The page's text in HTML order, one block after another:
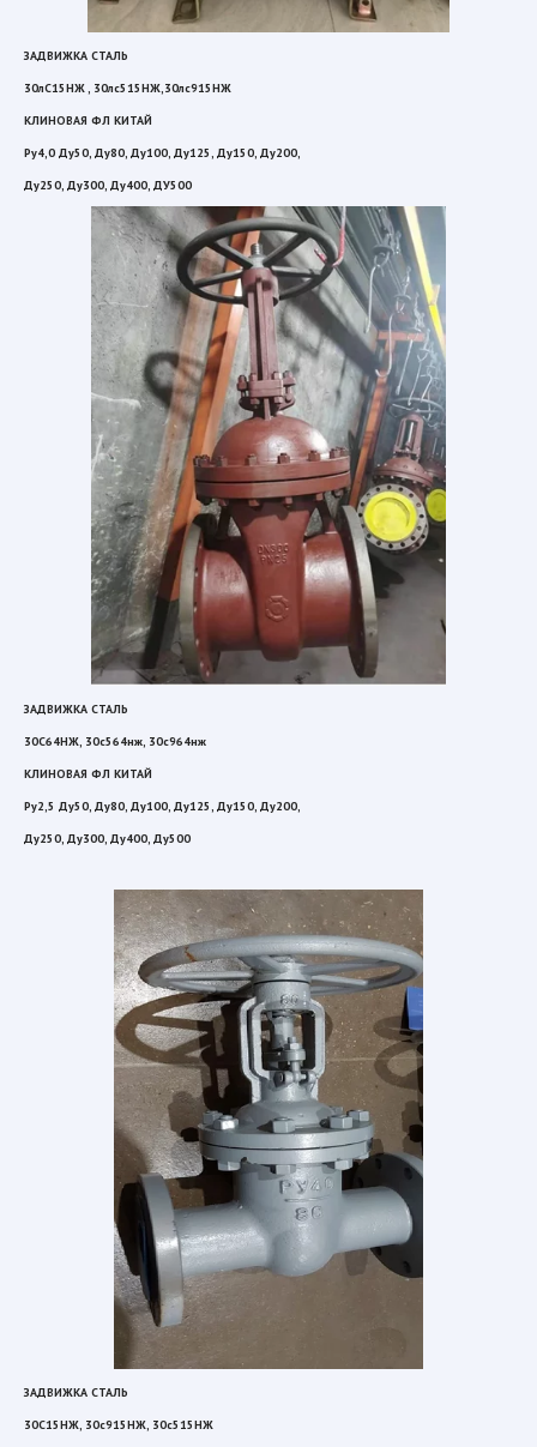
ЗАДВИЖКА СТАЛЬ
30лС15НЖ , 30лс515НЖ,30лс915НЖ
КЛИНОВАЯ ФЛ КИТАЙ
Ру4,0 Ду50, Ду80, Ду100, Ду125, Ду150, Ду200,
Ду250, Ду300, Ду400, ДУ500
ЗАДВИЖКА СТАЛЬ
30С64НЖ, 30с564нж, 30с964нж
КЛИНОВАЯ ФЛ КИТАЙ
Ру2,5 Ду50, Ду80, Ду100, Ду125, Ду150, Ду200,
Ду250, Ду300, Ду400, Ду500
ЗАДВИЖКА СТАЛЬ
30С15НЖ, 30с915НЖ, 30с515НЖ